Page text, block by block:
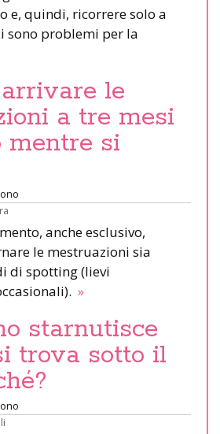
e, quindi, ricorrere solo a
sono problemi per la
le
a tre mesi
mentre si
anche esclusivo,
le mestruazioni sia
di spotting (lievi
»
starnutisce
trova sotto il